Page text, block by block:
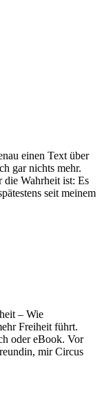
einen Text über
gar nichts mehr.
die Wahrheit ist: Es
seit meinem
– Wie
Freiheit führt.
oder eBook. Vor
mir Circus